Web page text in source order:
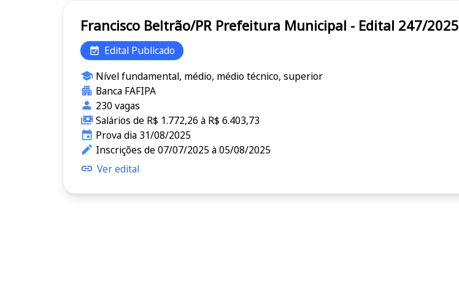
Francisco Beltrão/PR Prefeitura Municipal - Edital 247/2025
Edital Publicado
Nível fundamental, médio, médio técnico, superior
Banca FAFIPA
230 vagas
Salários de R$ 1.772,26 à R$ 6.403,73
Prova dia 31/08/2025
Inscrições de 07/07/2025 à 05/08/2025
Ver edital